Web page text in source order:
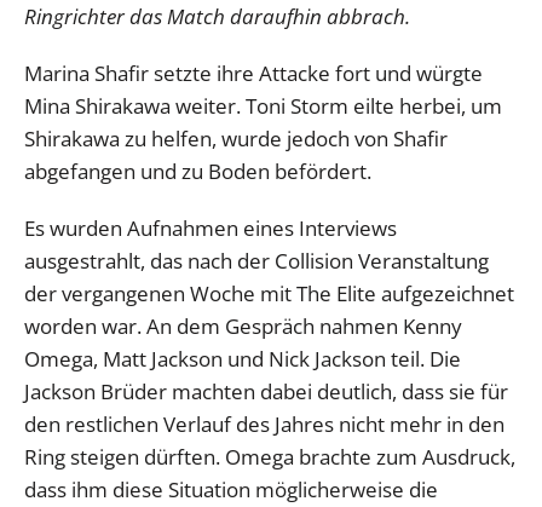
Ringrichter das Match daraufhin abbrach.
Marina Shafir setzte ihre Attacke fort und würgte
Mina Shirakawa weiter. Toni Storm eilte herbei, um
Shirakawa zu helfen, wurde jedoch von Shafir
abgefangen und zu Boden befördert.
Es wurden Aufnahmen eines Interviews
ausgestrahlt, das nach der Collision Veranstaltung
der vergangenen Woche mit The Elite aufgezeichnet
worden war. An dem Gespräch nahmen Kenny
Omega, Matt Jackson und Nick Jackson teil. Die
Jackson Brüder machten dabei deutlich, dass sie für
den restlichen Verlauf des Jahres nicht mehr in den
Ring steigen dürften. Omega brachte zum Ausdruck,
dass ihm diese Situation möglicherweise die